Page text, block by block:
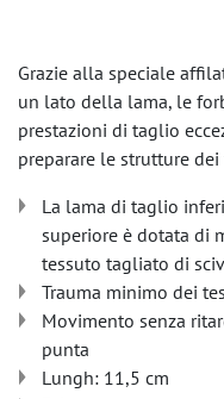
Grazie alla speciale
un lato della lama, le
prestazioni di taglio
preparare le strutture
La lama di taglio
superiore è dotata di
tessuto tagliato di
Trauma minimo dei
Movimento senza
punta
Lungh: 11,5 cm